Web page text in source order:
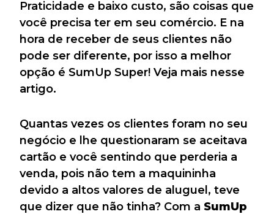
Praticidade e baixo custo, são coisas que
você precisa ter em seu comércio. E na
hora de receber de seus clientes não
pode ser diferente, por isso a melhor
opção é SumUp Super! Veja mais nesse
artigo.
Quantas vezes os clientes foram no seu
negócio e lhe questionaram se aceitava
cartão e você sentindo que perderia a
venda, pois não tem a maquininha
devido a altos valores de aluguel, teve
que dizer que não tinha? Com a SumUp